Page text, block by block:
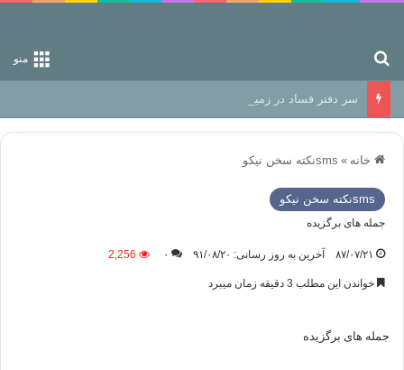
منو
سر دفتر فساد در زمین‌، دوری وکناره‌گیری از راه خداست‌!
خانه » smsنكته سخن نيكو
smsنكته سخن نيكو
جمله های برگزیده
۸۷/۰۷/۲۱ آخرین به روز رسانی: ۹۱/۰۸/۲۰ ۰ 2,256
خواندن این مطلب 3 دقیقه زمان میبرد
جمله های برگزیده